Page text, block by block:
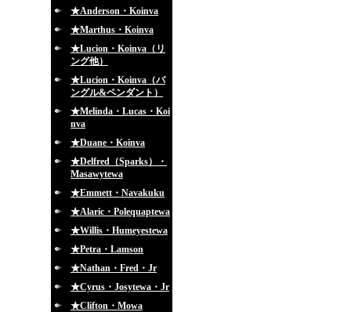
★Anderson・Koinva
★Marthus・Koinva
★Lucion・Koinva（リ
ング他）
★Lucion・Koinva（バ
ングル&ペンダント）
★Melinda・Lucas・Koi
nva
★Duane・Koinva
★Delfred（Sparks）・
Masawytewa
★Emmett・Navakuku
★Alaric・Polequaptewa
★Willis・Humeyestewa
★Petra・Lamson
★Nathan・Fred・Jr
★Cyrus・Josytewa・Jr
★Clifton・Mowa